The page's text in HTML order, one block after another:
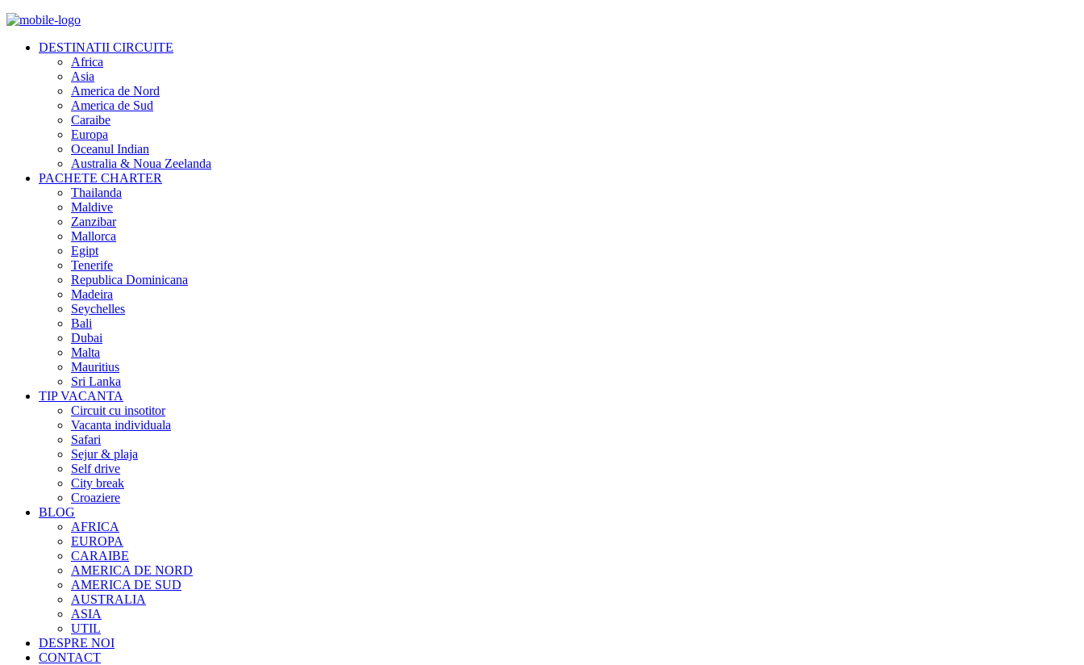
DESTINATII CIRCUITE
Africa
Asia
America de Nord
America de Sud
Caraibe
Europa
Oceanul Indian
Australia & Noua Zeelanda
PACHETE CHARTER
Thailanda
Maldive
Zanzibar
Mallorca
Egipt
Tenerife
Republica Dominicana
Madeira
Seychelles
Bali
Dubai
Malta
Mauritius
Sri Lanka
TIP VACANTA
Circuit cu insotitor
Vacanta individuala
Safari
Sejur & plaja
Self drive
City break
Croaziere
BLOG
AFRICA
EUROPA
CARAIBE
AMERICA DE NORD
AMERICA DE SUD
AUSTRALIA
ASIA
UTIL
DESPRE NOI
CONTACT